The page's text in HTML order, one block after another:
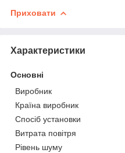
Приховати
Характеристики
Основні
Виробник
Країна виробник
Спосіб установки
Витрата повітря
Рівень шуму